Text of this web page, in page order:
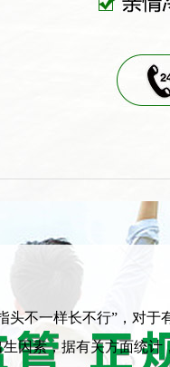
头不一样长不行”，对
因素，据有关方面统